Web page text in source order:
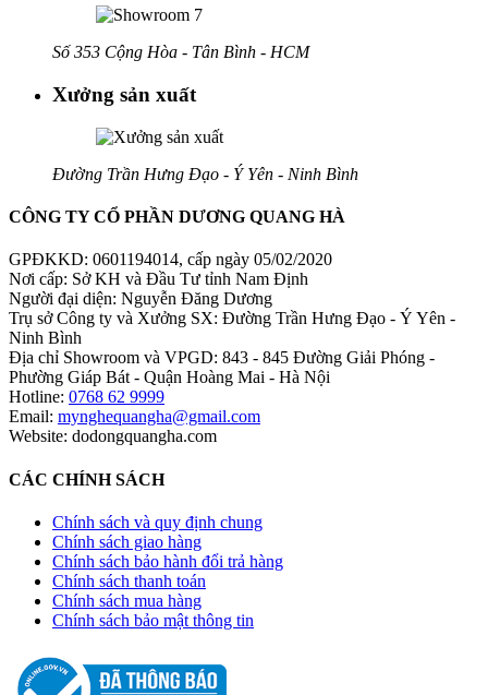
Số 353 Cộng Hòa - Tân Bình - HCM
Xưởng sản xuất
Đường Trần Hưng Đạo - Ý Yên - Ninh Bình
CÔNG TY CỔ PHẦN DƯƠNG QUANG HÀ
GPĐKKD: 0601194014, cấp ngày 05/02/2020
Nơi cấp: Sở KH và Đầu Tư tỉnh Nam Định
Người đại diện: Nguyễn Đăng Dương
Trụ sở Công ty và Xưởng SX: Đường Trần Hưng Đạo - Ý Yên -
Ninh Bình
Địa chỉ Showroom và VPGD: 843 - 845 Đường Giải Phóng -
Phường Giáp Bát - Quận Hoàng Mai - Hà Nội
Hotline: 0768 62 9999
Email: mynghequangha@gmail.com
Website: dodongquangha.com
CÁC CHÍNH SÁCH
Chính sách và quy định chung
Chính sách giao hàng
Chính sách bảo hành đổi trả hàng
Chính sách thanh toán
Chính sách mua hàng
Chính sách bảo mật thông tin